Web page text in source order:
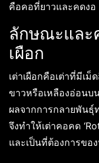
คือคอที่ยาวและคดงอ
ลักษณะและ
เผือก
เต่าเผือกคือเต่าที่มีเ
ขาวหรือเหลืองอ่อนบ
ผลจากการกลายพัน
จึงทำให้เต่าคอคด
และเป็นที่ต้องการขอ